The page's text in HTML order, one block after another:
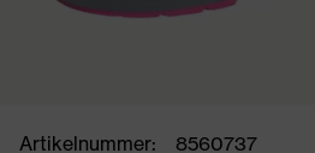
Artikelnummer:
8560737